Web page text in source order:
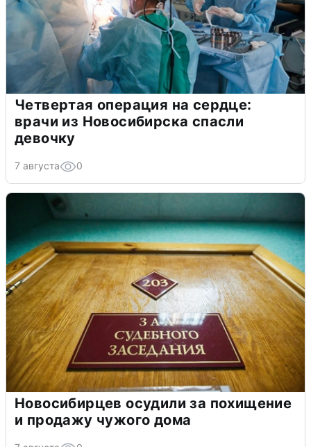
Четвертая операция на сердце:
врачи из Новосибирска спасли
девочку
7 августа 0
Новосибирцев осудили за похищение
и продажу чужого дома